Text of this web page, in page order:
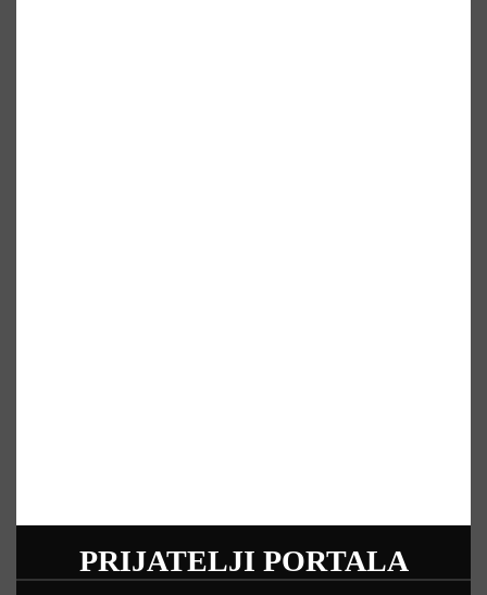
PRIJATELJI PORTALA